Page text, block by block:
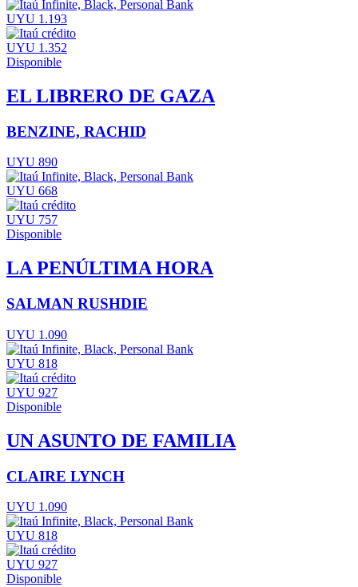
UYU 1.193
UYU 1.352
Disponible
EL LIBRERO DE GAZA
BENZINE, RACHID
UYU 890
UYU 668
UYU 757
Disponible
LA PENÚLTIMA HORA
SALMAN RUSHDIE
UYU 1.090
UYU 818
UYU 927
Disponible
UN ASUNTO DE FAMILIA
CLAIRE LYNCH
UYU 1.090
UYU 818
UYU 927
Disponible